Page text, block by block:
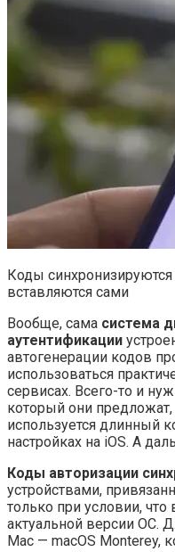
Коды
вставляются сами
Вообще, сама система
аутентификации
автогенерации кодов
использоваться
сервисах. Всего-то и
который они
используется длинный
настройках на iOS. А
Коды авторизации
устройствами,
только при условии, что
актуальной версии ОС.
Mac — macOS Monterey,